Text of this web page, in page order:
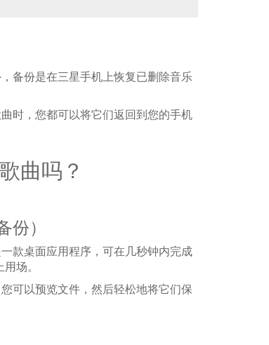
备份是在三星手机上恢复已删除音乐
时，您都可以将它们返回到您的手机
曲吗？
）
款桌面应用程序，可在几秒钟内完成
场。
可以预览文件，然后轻松地将它们保